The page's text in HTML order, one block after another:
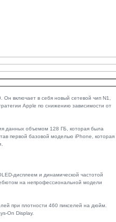
Он включает в себя новый сетевой чип N1,
Apple по снижению зависимости от
данных объемом 128 ГБ, которая была
первой базовой моделью iPhone, которая
дисплеем и динамической частотой
на непрофессиональной модели
при плотности 460 пикселей на дюйм.
On Display.